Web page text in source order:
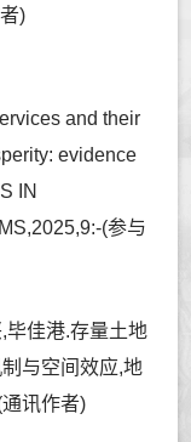
)
and their
evidence
IN
(参与
毕佳港.存量土地
与空间效应,地
讯作者)